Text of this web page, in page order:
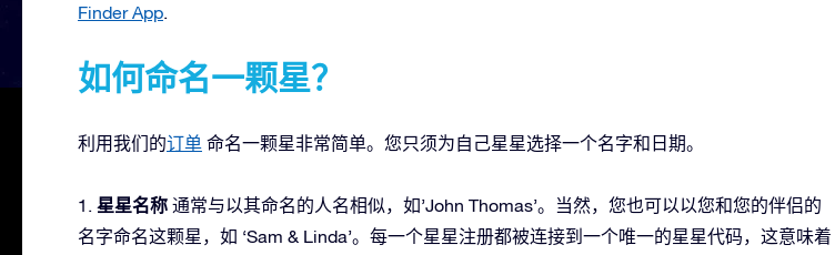
Finder App.
如何命名一颗星？
利用我们的订单 命名一颗星非常简单。您只须为自己星星选择一个名字和日期。
1. 星星名称 通常与以其命名的人名相似，如’John Thomas’。当然，您也可以以您和您的伴侣的
名字命名这颗星，如 ‘Sam & Linda’。每一个星星注册都被连接到一个唯一的星星代码，这意味着